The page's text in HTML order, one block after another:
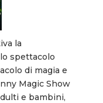
la
spettacolo
di magia e
Magic Show
e bambini,